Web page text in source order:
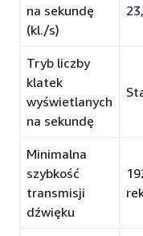
na sekundę
(kl./s)
Tryb liczby
klatek
wyświetlanych
na sekundę
Minimalna
szybkość
transmisji
dźwięku